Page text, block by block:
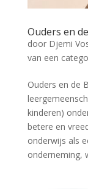
Ouders en
door Djemi
van een
Ouders en de
kinderen)
betere en
onderwijs als
onderneming,